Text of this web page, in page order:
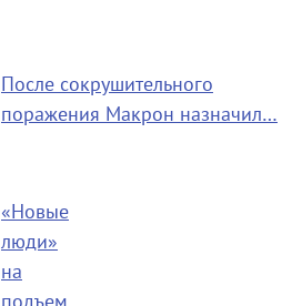
После сокрушительного
поражения Макрон назначил…
«Новые
люди»
на